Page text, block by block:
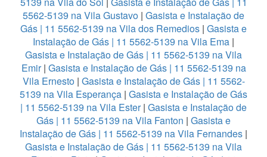
5562-5139 na Vila Gustavo | Gasista e Instalação de
Gás | 11 5562-5139 na Vila dos Remedios | Gasista e
Instalação de Gás | 11 5562-5139 na Vila Ema |
Gasista e Instalação de Gás | 11 5562-5139 na Vila
Emir| Gasista e Instalação de Gás | 11 5562-5139 na
Vila Ernesto| Gasista e Instalação de Gás | 11 5562-
5139 na Vila Esperança | Gasista e Instalação de Gás
| 11 5562-5139 na Vila Ester| Gasista e Instalação de
Gás | 11 5562-5139 na Vila Fanton | Gasista e
Instalação de Gás | 11 5562-5139 na Vila Fernandes |
Gasista e Instalação de Gás | 11 5562-5139 na Vila